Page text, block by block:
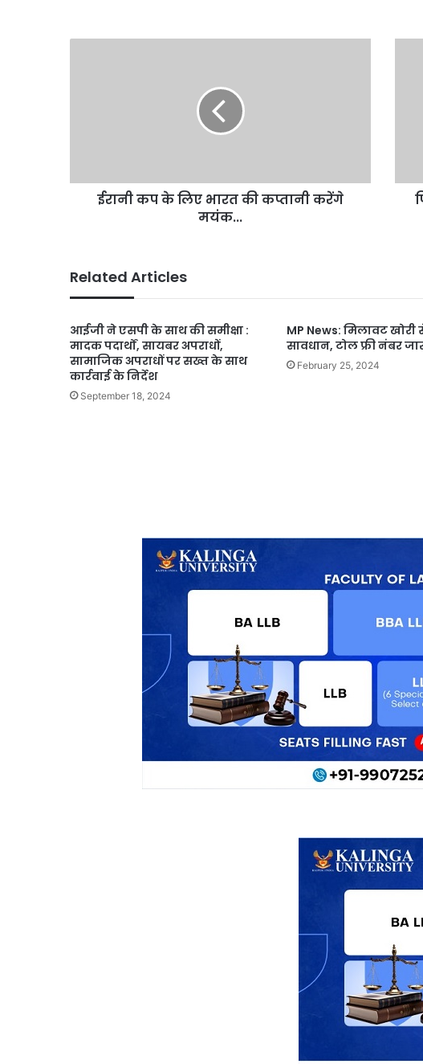
मयंक...
ईरानी कप के लिए भारत की कप्तानी करेंगे
मयंक...
कैसे
Related Articles
आईजी ने एसपी के साथ की समीक्षा :
मादक पदार्थों, सायबर अपराधों,
सामाजिक अपराधों पर सख्त के साथ
कार्रवाई के निर्देश
September 18, 2024
MP News: मिलावट खोरी
सावधान, टोल फ्री नंबर
February 25, 2024